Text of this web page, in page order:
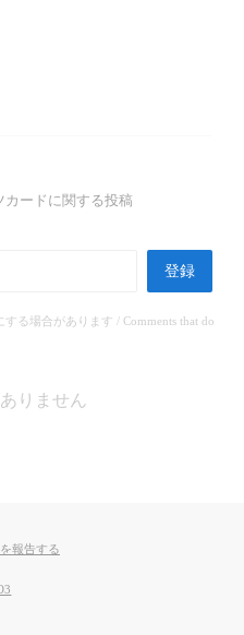
カードに関する投稿
登録
る場合があります / Comments that do
りません
報告する